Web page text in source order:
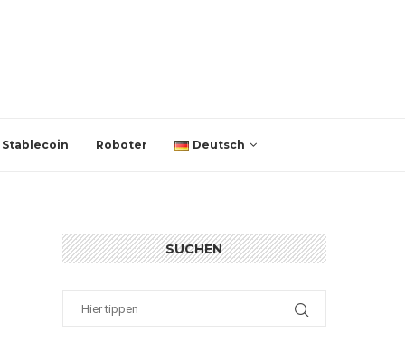
Stablecoin Roboter Deutsch
SUCHEN